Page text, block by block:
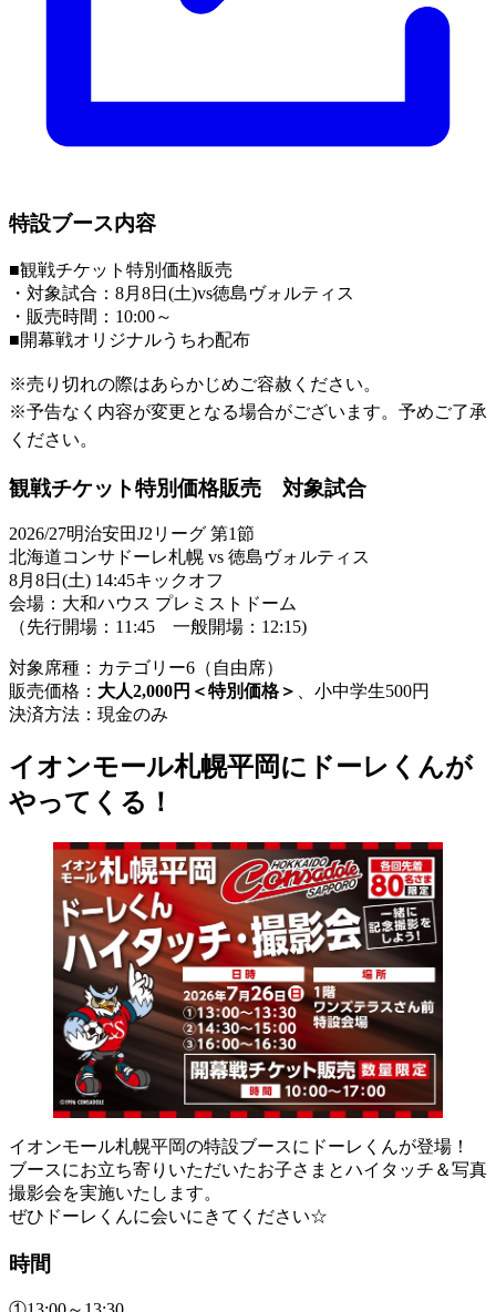
特設ブース内容
■観戦チケット特別価格販売
・対象試合：8月8日(土)vs徳島ヴォルティス
・販売時間：10:00～
■開幕戦オリジナルうちわ配布
※売り切れの際はあらかじめご容赦ください。
※予告なく内容が変更となる場合がございます。予めご了承
ください。
観戦チケット特別価格販売 対象試合
2026/27明治安田J2リーグ 第1節
北海道コンサドーレ札幌 vs 徳島ヴォルティス
8月8日(土) 14:45キックオフ
会場：大和ハウス プレミストドーム
（先行開場：11:45 一般開場：12:15)
対象席種：カテゴリー6（自由席）
販売価格： 大人2,000円＜特別価格＞
、小中学生500円
決済方法：現金のみ
イオンモール札幌平岡にドーレくんが
やってくる！
イオンモール札幌平岡の特設ブースにドーレくんが登場！
ブースにお立ち寄りいただいたお子さまとハイタッチ＆写真
撮影会を実施いたします。
ぜひドーレくんに会いにきてください☆
時間